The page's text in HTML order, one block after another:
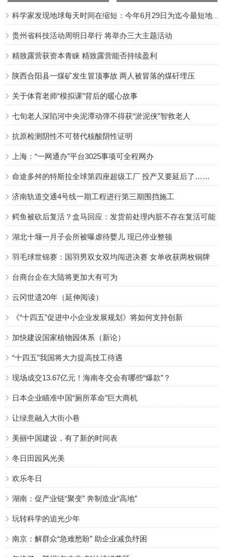
科学家发现地球每天时间在缩短：今年6月29日为迄今最短地球日
贵州省科技活动周明日举行 将举办三大主题活动
精致露营获资本青睐 精致露营能否持续盈利
陕西合阳县一煤矿发生冒顶事故 两人被冒落的煤矸埋压
关于体育老师“模拟课”背后的暖心故事
七旬老人深陷河中央泥潭动弹不得获“淤泥侠”智救老人
抗原检测阴性不可替代核酸阴性证明
上海：“一网通办”平台3025事项可全程网办
命途多舛的特斯拉全球第四座超级工厂 投产又要延后了……
济南轨道交通4号线一期工程进行第三期围挡施工
鳄鱼被砍后复活？盒马回应：发货前处理内脏不存在复活可能
湖北十堰一月子会所被曝虐待婴儿 现已停业整顿
羽毛球世锦赛：国羽男双女双均闯进决赛 女单收获两枚铜牌
台商台企在大陆将更加大有可为
云冈世遗20年（延伸阅读）
《“十四五”促进中小企业发展规划》将如何支持创新
加快建设国家植物园体系（新论）
“十四五”我国将大力提高技工待遇
现场成交13.67亿元！海南冬交会有哪些“爆款”？
日本企业瞄准中国“厕所革命”巨大商机
让绿意融入大街小巷
美丽中国建设，有了新的时间表
冬日田园风光美
欢乐冬日
湖南：促产业链“聚变” 奔制造业“高地”
玩转科学的追光少年
南京：解群众“急难愁盼” 助企业减负纾困